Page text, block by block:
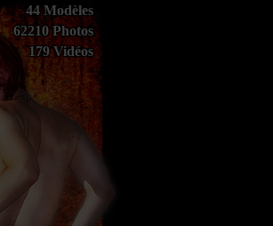
44 Modèles
62210 Photos
179 Vidéos